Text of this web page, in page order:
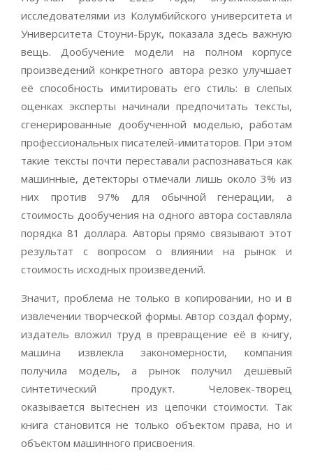
исследователями из Колумбийского университета и
Университета Стоуни-Брук, показала здесь важную
вещь. Дообучение модели на полном корпусе
произведений конкретного автора резко улучшает
её способность имитировать его стиль: в слепых
оценках эксперты начинали предпочитать тексты,
сгенерированные дообученной моделью, работам
профессиональных писателей-имитаторов. При этом
такие тексты почти переставали распознаваться как
машинные, детекторы отмечали лишь около 3% из
них против 97% для обычной генерации, а
стоимость дообучения на одного автора составляла
порядка 81 доллара. Авторы прямо связывают этот
результат с вопросом о влиянии на рынок и
стоимость исходных произведений.
Значит, проблема не только в копировании, но и в
извлечении творческой формы. Автор создал форму,
издатель вложил труд в превращение её в книгу,
машина извлекла закономерности, компания
получила модель, а рынок получил дешёвый
синтетический продукт. Человек-творец
оказывается вытеснен из цепочки стоимости. Так
книга становится не только объектом права, но и
объектом машинного присвоения.